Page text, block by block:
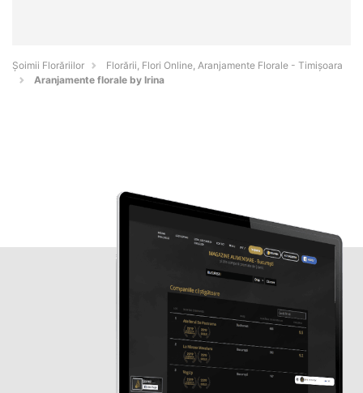
Șoimii Florăriilor
Florării, Flori Online, Aranjamente Florale - Timişoara
Aranjamente florale by Irina